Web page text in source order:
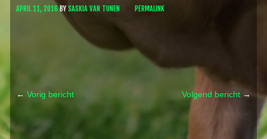
APRIL 11, 2016BY SASKIA VAN TUNEN PERMALINK
Post navigation
← Vorig bericht Volgend bericht →